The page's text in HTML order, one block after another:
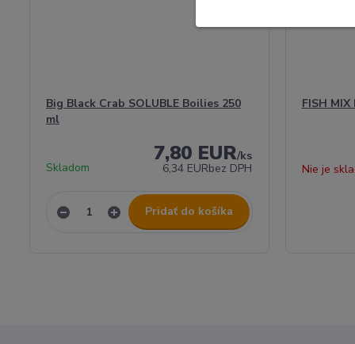
Big Black Crab SOLUBLE Boilies 250
ml
7,80 EUR/ks
6,34 EURbez DPH
Skladom
Pridať do košíka
FISH
Nie je